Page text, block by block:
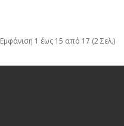
Εμφάνιση 1 έως 15 από 17 (2 Σελ.)